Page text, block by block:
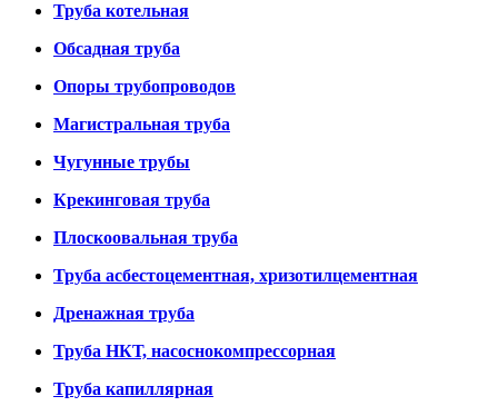
Труба котельная
Обсадная труба
Опоры трубопроводов
Магистральная труба
Чугунные трубы
Крекинговая труба
Плоскоовальная труба
Труба асбестоцементная, хризотилцементная
Дренажная труба
Труба НКТ, насоснокомпрессорная
Труба капиллярная